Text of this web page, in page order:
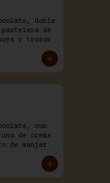
doble
de
y trozos
naked de
con
de crema
de manjar